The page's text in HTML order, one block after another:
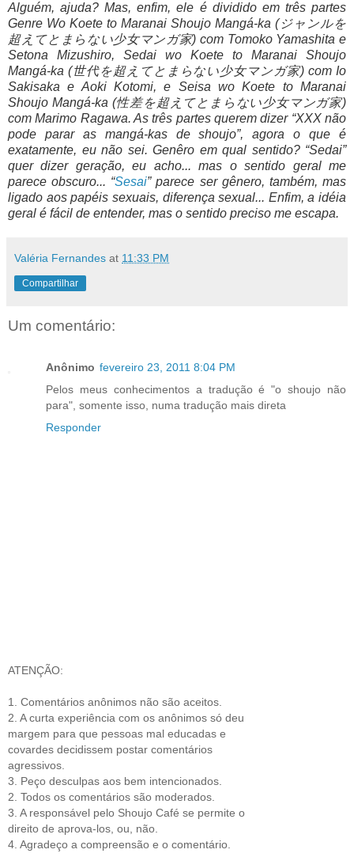
Alguém, ajuda? Mas, enfim, ele é dividido em três partes
Genre Wo Koete to Maranai Shoujo Mangá-ka (ジャンルを
超えてとまらない少女マンガ家) com Tomoko Yamashita e
Setona Mizushiro, Sedai wo Koete to Maranai Shoujo
Mangá-ka (世代を超えてとまらない少女マンガ家) com Io
Sakisaka e Aoki Kotomi, e Seisa wo Koete to Maranai
Shoujo Mangá-ka (性差を超えてとまらない少女マンガ家)
com Marimo Ragawa. As três partes querem dizer “XXX não
pode parar as mangá-kas de shoujo”, agora o que é
exatamente, eu não sei. Genêro em qual sentido? “Sedai”
quer dizer geração, eu acho... mas o sentido geral me
parece obscuro... “Sesai” parece ser gênero, também, mas
ligado aos papéis sexuais, diferença sexual... Enfim, a idéia
geral é fácil de entender, mas o sentido preciso me escapa.
Valéria Fernandes at 11:33 PM
Compartilhar
Um comentário:
Anônimo fevereiro 23, 2011 8:04 PM
Pelos meus conhecimentos a tradução é "o shoujo não
para", somente isso, numa tradução mais direta
Responder
ATENÇÃO:
1. Comentários anônimos não são aceitos.
2. A curta experiência com os anônimos só deu
margem para que pessoas mal educadas e
covardes decidissem postar comentários
agressivos.
3. Peço desculpas aos bem intencionados.
2. Todos os comentários são moderados.
3. A responsável pelo Shoujo Café se permite o
direito de aprova-los, ou, não.
4. Agradeço a compreensão e o comentário.